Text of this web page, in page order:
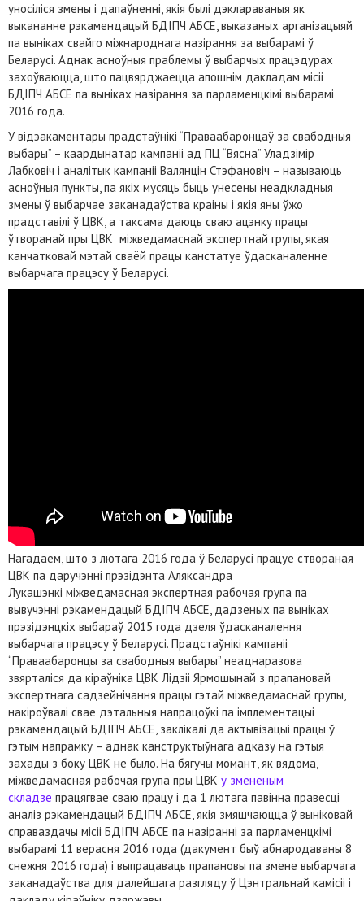
уносіліся змены і дапаўненні, якія былі дэклараваныя як
выкананне рэкамендацый БДІПЧ АБСЕ, выказаных арганізацыяй
па выніках свайго міжнароднага назірання за выбарамі ў
Беларусі. Аднак асноўныя праблемы ў выбарчых працэдурах
захоўваюцца, што пацвярджаецца апошнім дакладам місіі
БДІПЧ АБСЕ па выніках назірання за парламенцкімі выбарамі
2016 года.
У відэакаментары прадстаўнікі “Праваабаронцаў за свабодныя
выбары” – каардынатар кампаніі ад ПЦ “Вясна” Уладзімір
Лабковіч і аналітык кампаніі Валянцін Стэфановіч – называюць
асноўныя пункты, па якіх мусяць быць унесены неадкладныя
змены ў выбарчае заканадаўства краіны і якія яны ўжо
прадставілі ў ЦВК, а таксама даюць сваю ацэнку працы
ўтворанай пры ЦВК міжведамаснай экспертнай групы, якая
канчатковай мэтай сваёй працы канстатуе ўдасканаленне
выбарчага працэсу ў Беларусі.
Нагадаем, што з лютага 2016 года ў Беларусі працуе створаная
ЦВК па даручэнні прэзідэнта Аляксандра
Лукашэнкі міжведамасная экспертная рабочая група па
вывучэнні рэкамендацый БДІПЧ АБСЕ, дадзеных па выніках
прэзідэнцкіх выбараў 2015 года дзеля ўдасканалення
выбарчага працэсу ў Беларусі. Прадстаўнікі кампаніі
“Праваабаронцы за свабодныя выбары” неаднаразова
звярталіся да кіраўніка ЦВК Лідзіі Ярмошынай з прапановай
экспертнага садзейнічання працы гэтай міжведамаснай групы,
накіроўвалі свае дэтальныя напрацоўкі па імплементацыі
рэкамендацый БДІПЧ АБСЕ, заклікалі да актывізацыі працы ў
гэтым напрамку – аднак канструктыўнага адказу на гэтыя
захады з боку ЦВК не было. На бягучы момант, як вядома,
міжведамасная рабочая група пры ЦВК у змененым
складзе працягвае сваю працу і да 1 лютага павінна правесці
аналіз рэкамендацый БДІПЧ АБСЕ, якія змяшчаюцца ў выніковай
справаздачы місіі БДІПЧ АБСЕ па назіранні за парламенцкімі
выбарамі 11 верасня 2016 года (дакумент быў абнародаваны 8
снежня 2016 года) і выпрацаваць прапановы па змене выбарчага
заканадаўства для далейшага разгляду ў Цэнтральнай камісіі і